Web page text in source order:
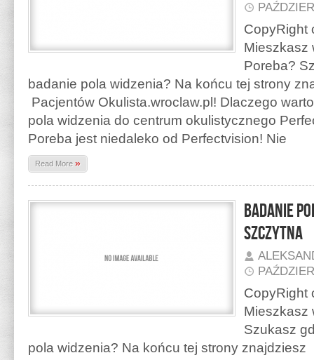
CopyRight
Mieszkasz
Poreba?
badanie pola widzenia? Na końcu tej strony
Pacjentów Okulista.wroclaw.pl! Dlaczego
pola widzenia do centrum okulistycznego
Poreba jest niedaleko od Perfectvision! Nie
Read More »
Badanie
Szczytna
CopyRight
Mieszkasz
Szukasz
pola widzenia? Na końcu tej strony znajdziesz